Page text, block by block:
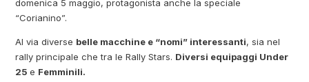
domenica 5 maggio, protagonista anche la speciale
“Corianino”.
Al via diverse belle macchine e “nomi” interessanti, sia nel
rally principale che tra le Rally Stars. Diversi equipaggi Under
25e Femminili.